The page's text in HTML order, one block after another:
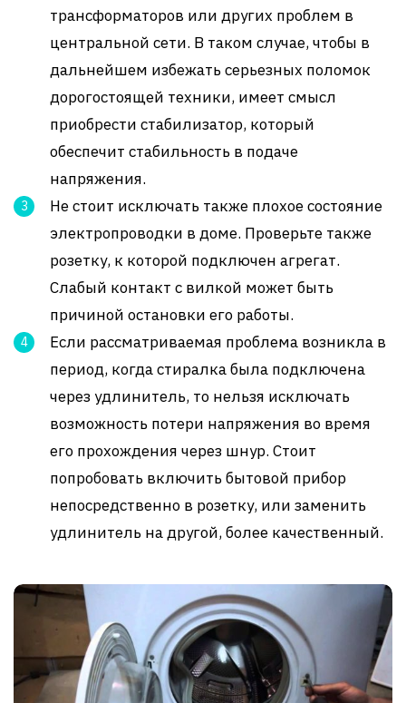
трансформаторов или других проблем в
центральной сети. В таком случае, чтобы в
дальнейшем избежать серьезных поломок
дорогостоящей техники, имеет смысл
приобрести стабилизатор, который
обеспечит стабильность в подаче
напряжения.
Не стоит исключать также плохое состояние
электропроводки в доме. Проверьте также
розетку, к которой подключен агрегат.
Слабый контакт с вилкой может быть
причиной остановки его работы.
Если рассматриваемая проблема возникла в
период, когда стиралка была подключена
через удлинитель, то нельзя исключать
возможность потери напряжения во время
его прохождения через шнур. Стоит
попробовать включить бытовой прибор
непосредственно в розетку, или заменить
удлинитель на другой, более качественный.